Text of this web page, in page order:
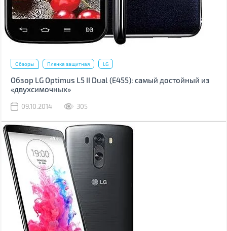
Обзоры Пленка защитная LG
Обзор LG Optimus L5 II Dual (Е455): самый достойный из
«двухсимочных»
09.10.2014 305